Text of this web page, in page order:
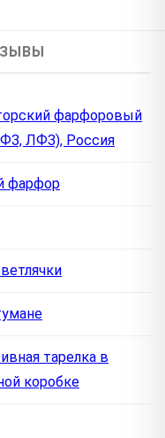
фарфоровый
ЛФЗ), Россия
фарфор
тарелка в
коробке